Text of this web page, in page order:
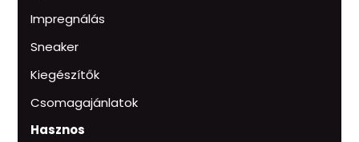
Impregnálás
Sneaker
Kiegészítők
Csomagajánlatok
Hasznos